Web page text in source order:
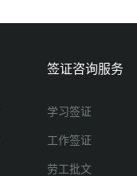
签证咨询服务
学习签证
工作签证
劳工批文